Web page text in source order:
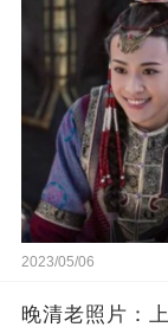
2023/05/06
晚清老照片：